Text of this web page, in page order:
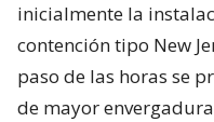
inicialmente la
contención tipo New
paso de las horas se
de mayor